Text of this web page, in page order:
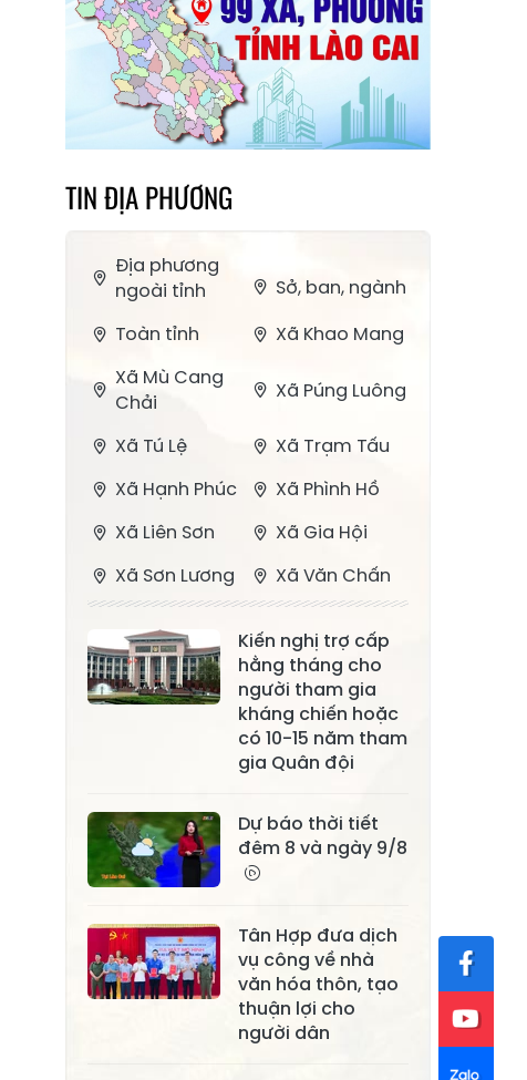
TIN ĐỊA PHƯƠNG
Địa phương
ngoài tỉnh
Sở, ban, ngành
Toàn tỉnh
Xã Khao Mang
Xã Mù Cang
Chải
Xã Púng Luông
Xã Tú Lệ
Xã Trạm Tấu
Xã Hạnh Phúc
Xã Phình Hồ
Xã Liên Sơn
Xã Gia Hội
Xã Sơn Lương
Xã Văn Chấn
Bằng La
Xã Chấn Thịnh
Xã Nghĩa Tâm
Xã Phong Dụ
Hạ
Xã Lâm Giang
Cuông
Xã Tân Hợp
Xã Mậu A
Xã Mỏ Vàng
Thượng
Xã Lục Yên
Xã Tân Lĩnh
Xã Phúc Lợi
Kiến nghị trợ cấp
hằng tháng cho
người tham gia
kháng chiến hoặc
có 10-15 năm tham
gia Quân đội
Dự báo thời tiết
đêm 8 và ngày 9/8
Tân Hợp đưa dịch
vụ công về nhà
văn hóa thôn, tạo
thuận lợi cho
người dân